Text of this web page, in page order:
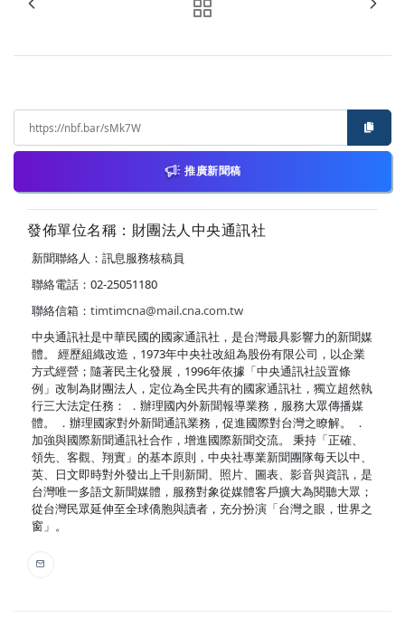
推廣新聞稿
發佈單位名稱：財團法人中央通訊社
新聞聯絡人：訊息服務核稿員
聯絡電話：02-25051180
聯絡信箱： timtimcna@mail.cna.com.tw
中央通訊社是中華民國的國家通訊社，是台灣最具影響力的新聞媒
體。 經歷組織改造，1973年中央社改組為股份有限公司，以企業
方式經營；隨著民主化發展，1996年依據「中央通訊社設置條
例」改制為財團法人，定位為全民共有的國家通訊社，獨立超然執
行三大法定任務： ．辦理國內外新聞報導業務，服務大眾傳播媒
體。 ．辦理國家對外新聞通訊業務，促進國際對台灣之瞭解。 ．
加強與國際新聞通訊社合作，增進國際新聞交流。 秉持「正確、
領先、客觀、翔實」的基本原則，中央社專業新聞團隊每天以中、
英、日文即時對外發出上千則新聞、照片、圖表、影音與資訊，是
台灣唯一多語文新聞媒體，服務對象從媒體客戶擴大為閱聽大眾；
從台灣民眾延伸至全球僑胞與讀者，充分扮演「台灣之眼，世界之
窗」。